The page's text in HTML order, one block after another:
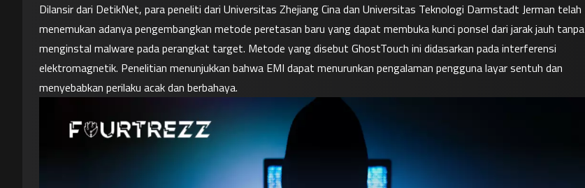
Dilansir dari DetikNet, para peneliti dari Universitas Zhejiang Cina dan Universitas Teknologi Darmstadt Jerman telah
menemukan adanya pengembangkan metode peretasan baru yang dapat membuka kunci ponsel dari jarak jauh tanpa
menginstal malware pada perangkat target. Metode yang disebut GhostTouch ini didasarkan pada interferensi
elektromagnetik. Penelitian menunjukkan bahwa EMI dapat menurunkan pengalaman pengguna layar sentuh dan
menyebabkan perilaku acak dan berbahaya.